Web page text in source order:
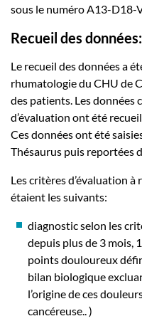
sous le numéro A13-D18-
Recueil des données:
Le recueil des données a
rhumatologie du CHU de
des patients. Les
d’évaluation ont été
Ces données ont été
Thésaurus puis reportées
Les critères d’évaluation
étaient les suivants:
diagnostic selon les
depuis plus de 3 mois,
points douloureux
bilan biologique
l’origine de ces
cancéreuse.. )